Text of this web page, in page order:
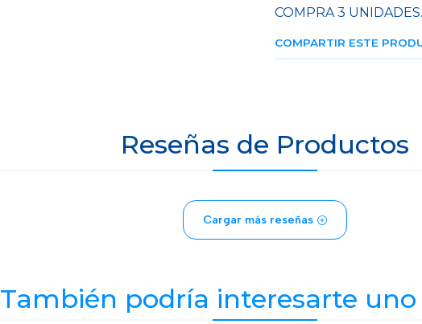
COMPRA 3 UNIDADES.
COMPARTIR ESTE
Reseñas de Productos
Cargar más reseñas
También podría interesarte uno